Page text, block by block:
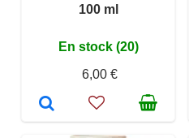
100 ml
En stock (20)
6,00 €